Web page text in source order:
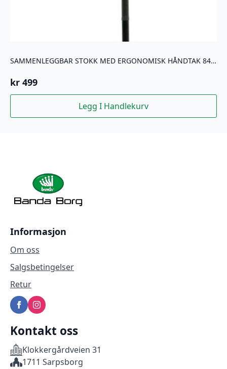
SAMMENLEGGBAR STOKK MED ERGONOMISK HÅNDTAK 84-94 CM
kr 499
Legg I Handlekurv
Informasjon
Om oss
Salgsbetingelser
Retur
Kontakt oss
Klokkergårdveien 31
1711 Sarpsborg